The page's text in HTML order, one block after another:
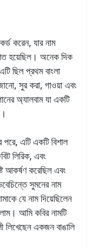
করেন, যার নাম
হয়েছিল। অনেক দিক
ছিল প্রথম বাংলা
সুর করা, গাওয়া এবং
অ্যালবাম যা একটি
পরে, এটি একটি বিশাল
লিরিক, এবং
আকর্ষণ করেছিল এবং
সুমনের নাম
যে নাম দিয়েছিলেন
আমি কবির নামটি
লিখেছেন একজন বাঙালি